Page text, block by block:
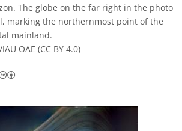
The globe on the far right in the photo
marking the northernmost point of the
mainland.
OAE (CC BY 4.0)